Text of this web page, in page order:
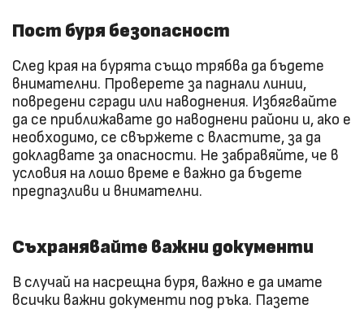
Пост буря безопасност
След края на бурята също трябва да бъдете
внимателни. Проверете за паднали линии,
повредени сгради или наводнения. Избягвайте
да се приближавате до наводнени райони и, ако е
необходимо, се свържете с властите, за да
докладвате за опасности. Не забравяйте, че в
условия на лошо време е важно да бъдете
предпазливи и внимателни.
Съхранявайте важни документи
В случай на насрещна буря, важно е да имате
всички важни документи под ръка. Пазете